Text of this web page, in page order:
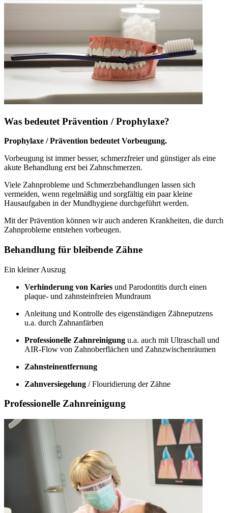
Was bedeutet Prävention / Prophylaxe?
Prophylaxe / Prävention bedeutet Vorbeugung.
Vorbeugung ist immer besser, schmerzfreier und günstiger als eine
akute Behandlung erst bei Zahnschmerzen.
Viele Zahnprobleme und Schmerzbehandlungen lassen sich
vermeiden, wenn regelmäßig und sorgfältig ein paar kleine
Hausaufgaben in der Mundhygiene durchgeführt werden.
Mit der Prävention können wir auch anderen Krankheiten, die durch
Zahnprobleme entstehen vorbeugen.
Behandlung für bleibende Zähne
Ein kleiner Auszug
Verhinderung von Karies und Parodontitis durch einen
plaque- und zahnsteinfreien Mundraum
Anleitung und Kontrolle des eigenständigen Zähneputzens
u.a. durch Zahnanfärben
Professionelle Zahnreinigung u.a. auch mit Ultraschall und
AIR-Flow von Zahnoberflächen und Zahnzwischenräumen
Zahnsteinentfernung
Zahnversiegelung / Flouridierung der Zähne
Professionelle Zahnreinigung